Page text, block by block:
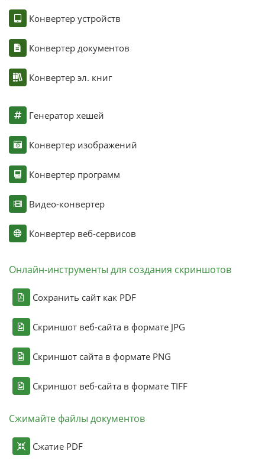
Конвертер устройств
Конвертер документов
Конвертер эл. книг
Генератор хешей
Конвертер изображений
Конвертер программ
Видео-конвертер
Конвертер веб-сервисов
Онлайн-инструменты для создания скриншотов
Сохранить сайт как PDF
Скриншот веб-сайта в формате JPG
Скриншот сайта в формате PNG
Скриншот веб-сайта в формате TIFF
Сжимайте файлы документов
Сжатие PDF